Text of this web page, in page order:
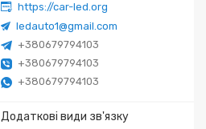
https://car-led.org
ledauto1@gmail.com
+380679794103
+380679794103
+380679794103